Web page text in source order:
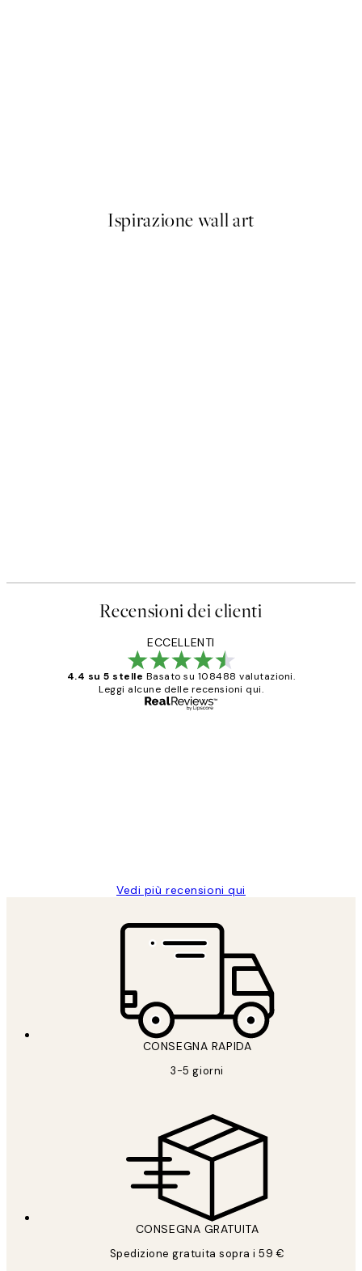
Ispirazione wall art
Recensioni dei clienti
ECCELLENTI
4.4 su 5 stelle Basato su 108488 valutazioni.
Leggi alcune delle recensioni qui.
Vedi più recensioni qui
CONSEGNA RAPIDA
3-5 giorni
CONSEGNA GRATUITA
Spedizione gratuita sopra i 59 €